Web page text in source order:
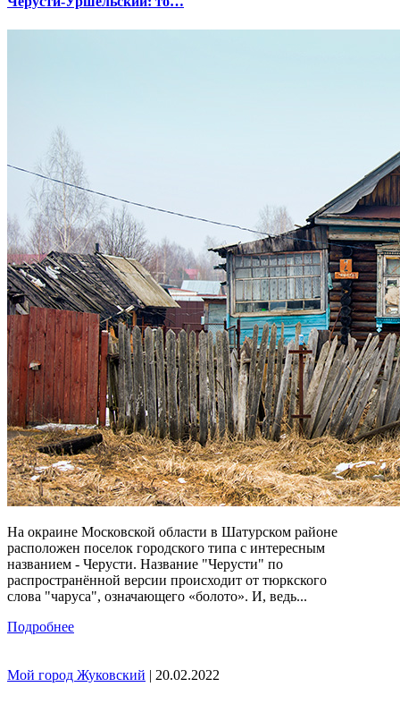
На окраине Московской области в Шатурском районе
расположен поселок городского типа с интересным
названием - Черусти. Название "Черусти" по
распространённой версии происходит от тюркского
слова "чаруса", означающего «болото». И, ведь...
Подробнее
Мой город Жуковский | 20.02.2022